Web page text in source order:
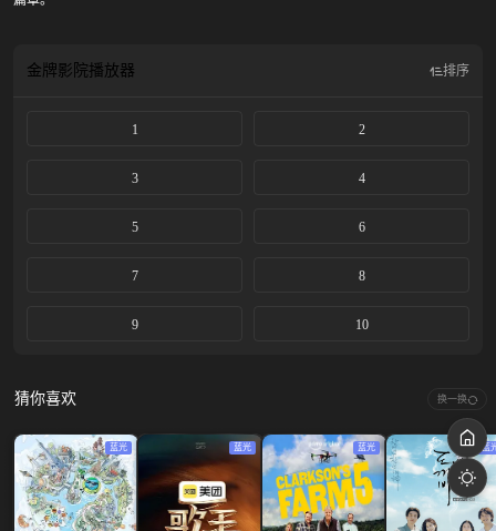
金牌影院播放器 排序
1 2
3 4
5 6
7 8
9 10
猜你喜欢 换一换
蓝光 蓝光 蓝光 蓝